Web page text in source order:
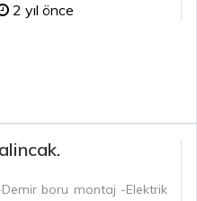
2 yıl önce
boru montaj -Elektrik